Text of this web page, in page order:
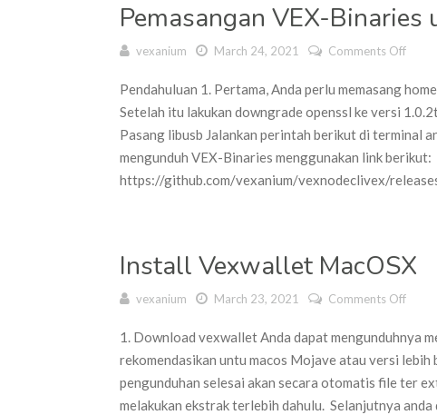
Pemasangan VEX-Binaries
vexanium March 24, 2021 Comments Off
Pendahuluan 1. Pertama, Anda perlu memasang
Setelah itu lakukan downgrade openssl ke versi
Pasang libusb Jalankan perintah berikut di terminal
mengunduh VEX-Binaries menggunakan link berikut:
https://github.com/vexanium/vexnodeclivex/
Install Vexwallet MacOSX
vexanium March 23, 2021 Comments Off
1. Download vexwallet Anda dapat mengunduhnya
rekomendasikan untu macos Mojave atau versi lebih
pengunduhan selesai akan secara otomatis file ter
melakukan ekstrak terlebih dahulu. Selanjutnya